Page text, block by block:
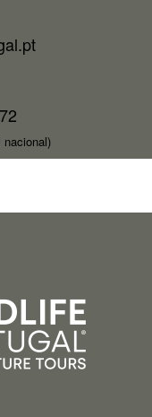
nacional)